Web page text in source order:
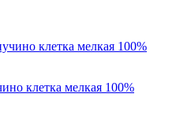
клетка мелкая 100%